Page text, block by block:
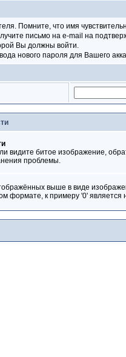
Помните, что имя
письмо на e-mail на
Вы должны войти.
нового пароля для Вашего
видите битое изображение,
проблемы.
выше в виде
формате, к примеру '0' является